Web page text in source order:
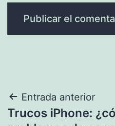
Navegación
Entrada anterior
Trucos iPhone: